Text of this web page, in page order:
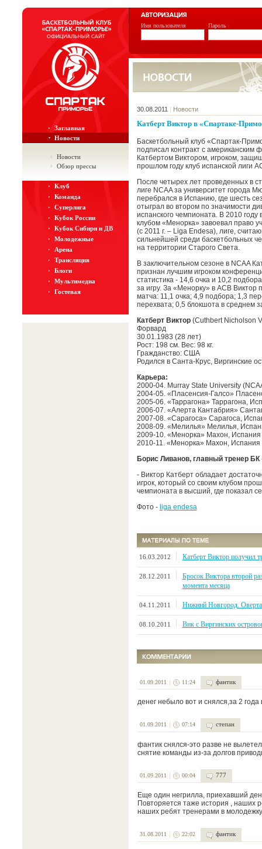
Имя пользователя Пароль
Заглавная
Новости
Новости
Обзор прессы
Клуб
Команда
Суперлига
Кубок России
Кубок Сибири и ДВ
Молодежные
Арена
Трансляция
Блоги
Мультимедиа
Гостевая
30.08.2011 | Новости
Катберт Виктор в «Спартаке-
Баскетбольный клуб «Спартак-
подписал контракт с американским
Катбертом Виктором, игроком,
прошлом году клуб испанской лиги
После четырех лет проведенных в
лиге NCAA за университет города
перебрался в Испанию, где шесть
отыграл во втором по значимости
испанского чемпионата. В 2010 году
клубом «Менорка» завоевал право
(с 2011 г. – Liga Endesa), лиге,
сильнейшей среди баскетбольных
на территории Старого Света.
В заключительном сезоне в NCAA
признан лучшим игроком
статистика - 14,6 очка и 10,2
за игру. За «Менорку» в ACB Виктор
матча: 11,1 очка; 4,9 подбора; 1,3
перехвата; 0,5 блокшота в среднем
Катберт Виктор (Cuthbert Nicholson
Форвард
30.01.1983 (28 лет)
Рост: 198 см. Вес: 98 кг.
Гражданство: США
Родился в Санта-Крус, Виргинские
Карьера:
2000-04. Murray State University
2004-05. «Пласенсия-Галсо»
2005-06. «Таррагона» Таррагона,
2006-07. «Алерта Кантабрия»
2007-08. «Сарагоса» Сарагоса,
2008-09. «Мелилья» Мелилья,
2009-10. «Менорка» Махон, Испания
2010-11. «Менорка» Махон, Испания
Борис Ливанов, главный тренер
- Виктор Катберт обладает
игрок, который со своим клубом
чемпионата в высший, где показал
Фото - liga endesa
16.03.2012 Катберт Виктор получил
28.12.2011
Бросок Виктора второй
момента месяца
04.11.2011 Нижний Новгород.
08.10.2011 Вик с Виргинских
01.09.2011 11:24 фантик
денег небыло вот и снялся,за 2 года
01.09.2011 07:14 степан
фантик снялся-это разве не
снятие команды из-за долгов
01.09.2011 00:04 777
Еще один негрилла, приехавший
Повторяется таже история , наших
наших ребят тренерами в
31.08.2011 22:02 фантик